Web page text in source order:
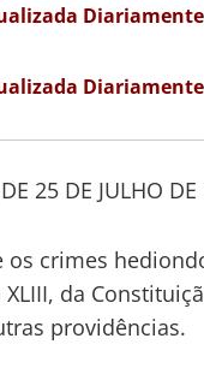
Diariamente
Diariamente
25 DE JULHO
os crimes
da
providências.